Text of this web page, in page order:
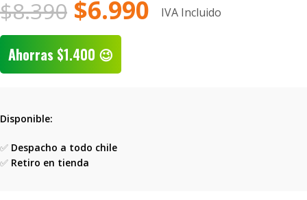
$8.390 $6.990 IVA Incluido
Ahorras $1.400 😉
Disponible:
✅ Despacho a todo chile
✅ Retiro en tienda